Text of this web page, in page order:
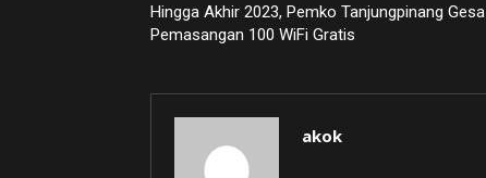
Hingga Akhir 2023, Pemko Tanjungpinang Gesa
Pemasangan 100 WiFi Gratis
akok